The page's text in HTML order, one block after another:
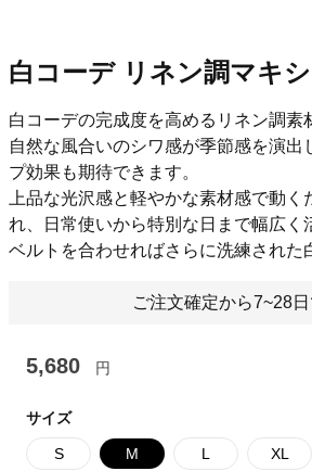
白コーデ リネン調マキ
白コーデの完成度を高めるリネン調素
自然な風合いのシワ感が季節感を演出
プ効果も期待できます。
上品な光沢感と軽やかな素材感で動
れ、日常使いから特別な日まで幅広く
ベルトを合わせればさらに洗練された
ご注文確定から7~28
5,680 円
サイズ
S M L XL